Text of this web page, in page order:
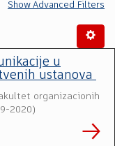
Show Advanced Filters
u
ustanova
organizacionih
2020)